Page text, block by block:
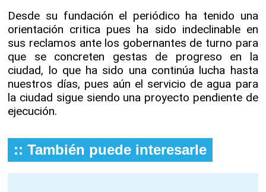
Desde su fundación el periódico ha tenido una
orientación critica pues ha sido indeclinable en
sus reclamos ante los gobernantes de turno para
que se concreten gestas de progreso en la
ciudad, lo que ha sido una continúa lucha hasta
nuestros días, pues aún el servicio de agua para
la ciudad sigue siendo una proyecto pendiente de
ejecución.
:: También puede interesarle